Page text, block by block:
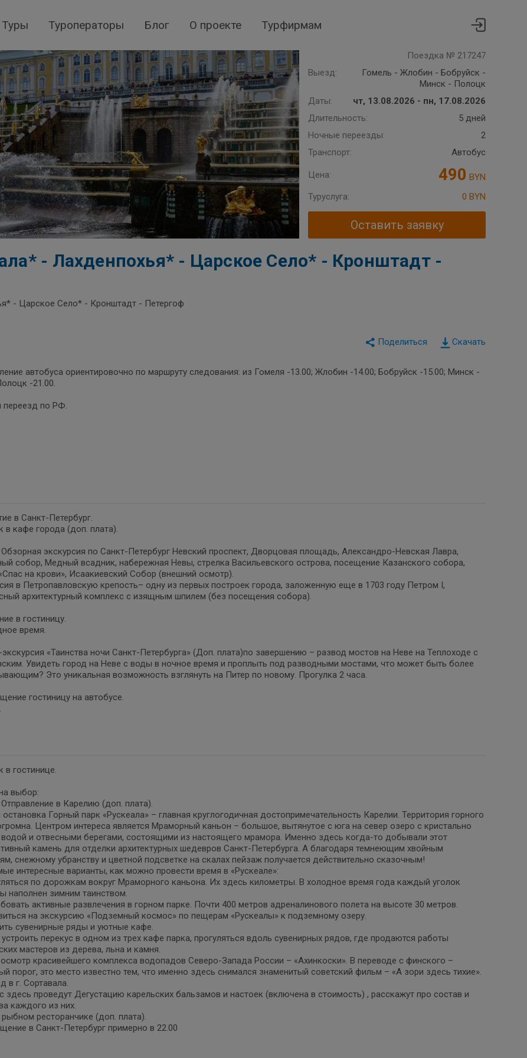
Туры Туроператоры Блог О проекте Турфирмам
Поездка № 217247
Выезд:
Гомель - Жлобин - Бобруйск -
Минск - Полоцк
Даты:
чт, 13.08.2026 - пн, 17.08.2026
Длительность:
5 дней
Ночные переезды:
2
Транспорт:
Автобус
Цена: 490 BYN
Туруслуга:
0 BYN
Оставить заявку
- Лахденпохья* - Царское Село* - Кронштадт -
- Царское Село* - Кронштадт - Петергоф
Скачать
автобуса ориентировочно по маршруту следования: из Гомеля -13.00; Жлобин -14.00; Бобруйск -15.00; Минск -
-21.00.
переезд по РФ.
в Санкт-Петербург.
в кафе города (доп. плата).
Обзорная экскурсия по Санкт-Петербург Невский проспект, Дворцовая площадь, Александро-Невская Лавра,
собор, Медный всадник, набережная Невы, стрелка Васильевского острова, посещение Казанского собора,
на крови», Исаакиевский Собор (внешний осмотр).
в Петропавловскую крепость– одну из первых построек города, заложенную еще в 1703 году Петром I,
архитектурный комплекс с изящным шпилем (без посещения собора).
в гостиницу.
время.
экскурсия «Таинства ночи Санкт-Петербурга» (Доп. плата)по завершению – развод мостов на Неве на Теплоходе с
Увидеть город на Неве с воды в ночное время и проплыть под разводными мостами, что может быть более
Это уникальная возможность взглянуть на Питер по новому. Прогулка 2 часа.
гостиницу на автобусе.
в гостинице.
выбор:
Отправление в Карелию (доп. плата).
остановка Горный парк «Рускеала» – главная круглогодичная достопримечательность Карелии. Территория горного
Центром интереса является Мраморный каньон – большое, вытянутое с юга на север озеро с кристально
водой и отвесными берегами, состоящими из настоящего мрамора. Именно здесь когда-то добывали этот
камень для отделки архитектурных шедевров Санкт-Петербурга. А благодаря темнеющим хвойным
снежному убранству и цветной подсветке на скалах пейзаж получается действительно сказочным!
интересные варианты, как можно провести время в «Рускеале»:
по дорожкам вокруг Мраморного каньона. Их здесь километры. В холодное время года каждый уголок
наполнен зимним таинством.
активные развлечения в горном парке. Почти 400 метров адреналинового полета на высоте 30 метров.
на экскурсию «Подземный космос» по пещерам «Рускеалы» к подземному озеру.
сувенирные ряды и уютные кафе.
перекус в одном из трех кафе парка, прогуляться вдоль сувенирных рядов, где продаются работы
мастеров из дерева, льна и камня.
красивейшего комплекса водопадов Северо-Запада России – «Ахинкоски». В переводе с финского –
порог, это место известно тем, что именно здесь снимался знаменитый советский фильм – «А зори здесь тихие».
в г. Сортавала.
здесь проведут Дегустацию карельских бальзамов и настоек (включена в стоимость) , расскажут про состав и
каждого из них.
ресторанчике (доп. плата).
в Санкт-Петербург примерно в 22.00